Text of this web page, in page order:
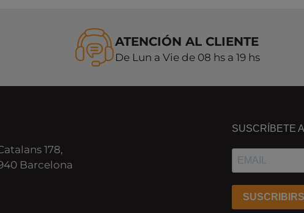
ATENCIÓN AL CLIENTE
De Lun a Vie de 08 hs a 19 hs
178,
Barcelona
SUSCRÍBETE